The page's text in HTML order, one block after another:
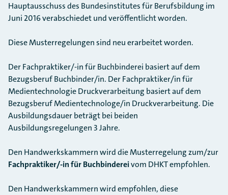
Hauptausschuss des Bundesinstitutes für Berufsbildung im
Juni 2016 verabschiedet und veröffentlicht worden.
Diese Musterregelungen sind neu erarbeitet worden.
Der Fachpraktiker/-in für Buchbinderei basiert auf dem
Bezugsberuf Buchbinder/in. Der Fachpraktiker/in für
Medientechnologie Druckverarbeitung basiert auf dem
Bezugsberuf Medientechnologe/in Druckverarbeitung. Die
Ausbildungsdauer beträgt bei beiden
Ausbildungsregelungen 3 Jahre.
Den Handwerkskammern wird die Musterregelung zum/zur
Fachpraktiker/-in für Buchbindereivom DHKT empfohlen.
Den Handwerkskammern wird empfohlen, diese